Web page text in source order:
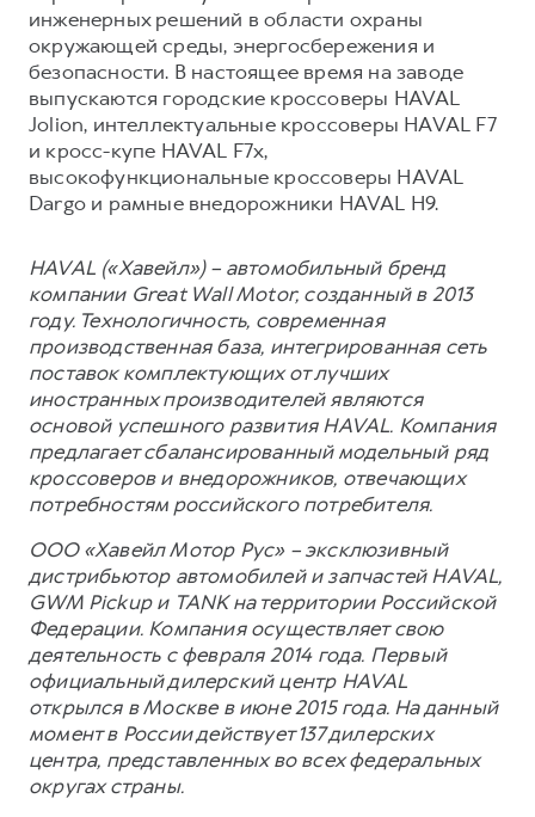
инженерных решений в области охраны
окружающей среды, энергосбережения и
безопасности. В настоящее время на заводе
выпускаются городские кроссоверы HAVAL
Jolion, интеллектуальные кроссоверы HAVAL F7
и кросс-купе HAVAL F7x,
высокофункциональные кроссоверы HAVAL
Dargo и рамные внедорожники HAVAL H9.
HAVAL («Хавейл») – автомобильный бренд
компании Great Wall Motor, созданный в 2013
году. Технологичность, современная
производственная база, интегрированная сеть
поставок комплектующих от лучших
иностранных производителей являются
основой успешного развития HAVAL. Компания
предлагает сбалансированный модельный ряд
кроссоверов и внедорожников, отвечающих
потребностям российского потребителя.
ООО «Хавейл Мотор Рус» – эксклюзивный
дистрибьютор автомобилей и запчастей HAVAL,
GWM Pickup и TANK на территории Российской
Федерации. Компания осуществляет свою
деятельность с февраля 2014 года. Первый
официальный дилерский центр HAVAL
открылся в Москве в июне 2015 года. На данный
момент в России действует 137 дилерских
центра, представленных во всех федеральных
округах страны.